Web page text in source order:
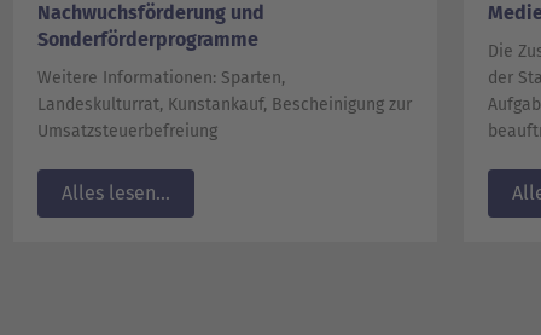
Nachwuchsförderung und
Sonderförderprogramme
Weitere Informationen: Sparten,
Landeskulturrat, Kunstankauf, Bescheinigung zur
Umsatzsteuerbefreiung
Alles lesen...
Die
der